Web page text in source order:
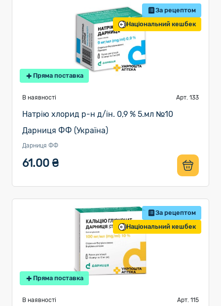
За рецептом
Національний кешбек
Пряма поставка
В наявності Арт. 133
Натрію хлорид р-н д/ін. 0,9 % 5.мл №10
Дарниця ФФ (Україна)
Дарниця ФФ
61.00 ₴
За рецептом
Національний кешбек
Пряма поставка
В наявності Арт. 115